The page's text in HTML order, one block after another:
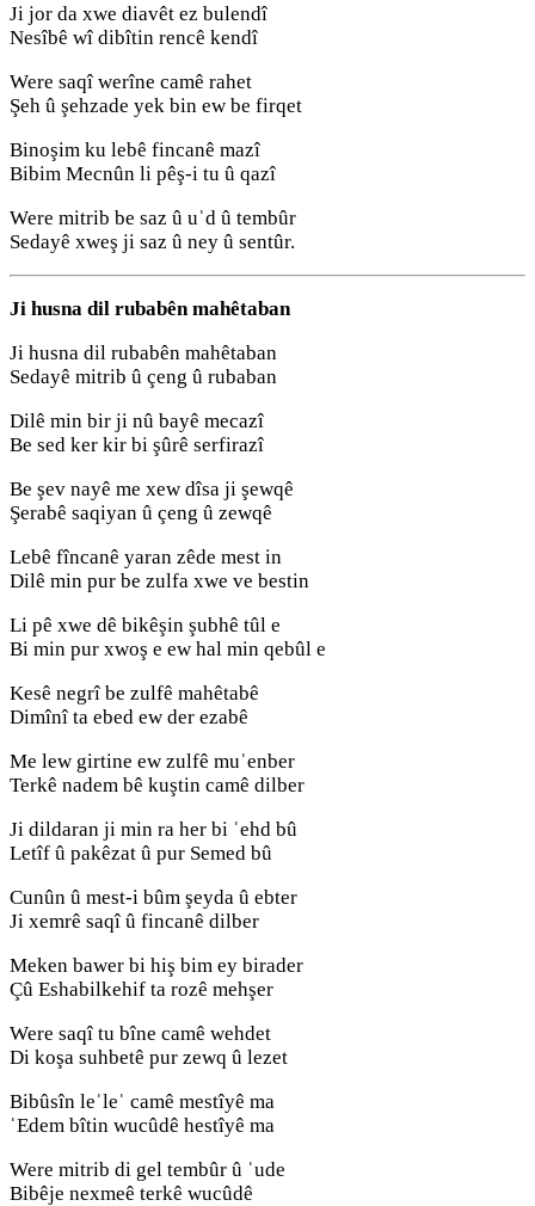
Ji jor da xwe diavêt ez bulendî
Nesîbê wî dibîtin rencê kendî
Were saqî werîne camê rahet
Şeh û şehzade yek bin ew be firqet
Binoşim ku lebê fincanê mazî
Bibim Mecnûn li pêş-i tu û qazî
Were mitrib be saz û uˈd û tembûr
Sedayê xweş ji saz û ney û sentûr.
Ji husna dil rubabên mahêtaban
Ji husna dil rubabên mahêtaban
Sedayê mitrib û çeng û rubaban
Dilê min bir ji nû bayê mecazî
Be sed ker kir bi şûrê serfirazî
Be şev nayê me xew dîsa ji şewqê
Şerabê saqiyan û çeng û zewqê
Lebê fîncanê yaran zêde mest in
Dilê min pur be zulfa xwe ve bestin
Li pê xwe dê bikêşin şubhê tûl e
Bi min pur xwoş e ew hal min qebûl e
Kesê negrî be zulfê mahêtabê
Dimînî ta ebed ew der ezabê
Me lew girtine ew zulfê muˈenber
Terkê nadem bê kuştin camê dilber
Ji dildaran ji min ra her bi ˈehd bû
Letîf û pakêzat û pur Semed bû
Cunûn û mest-i bûm şeyda û ebter
Ji xemrê saqî û fincanê dilber
Meken bawer bi hiş bim ey birader
Çû Eshabilkehif ta rozê mehşer
Were saqî tu bîne camê wehdet
Di koşa suhbetê pur zewq û lezet
Bibûsîn leˈleˈ camê mestîyê ma
ˈEdem bîtin wucûdê hestîyê ma
Were mitrib di gel tembûr û ˈude
Bibêje nexmeê terkê wucûdê